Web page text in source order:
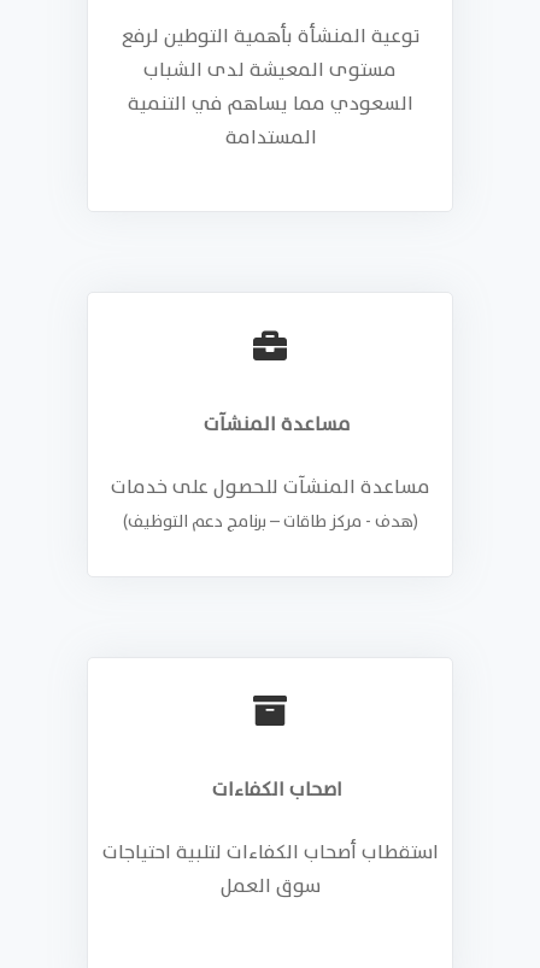
توعية المنشأة بأهمية التوطين لرفع
مستوى المعيشة لدى الشباب
السعودي مما يساهم في التنمية
المستدامة
مساعدة المنشآت
مساعدة المنشآت للحصول على خدمات
(هدف - مركز طاقات – برنامج دعم التوظيف)
اصحاب الكفاءات
استقطاب أصحاب الكفاءات لتلبية احتياجات
سوق العمل